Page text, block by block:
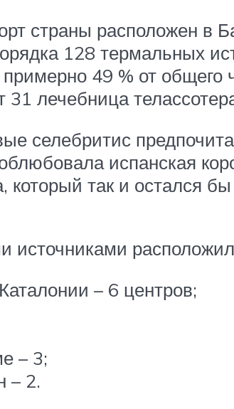
страны расположен в
128 термальных
примерно 49 % от
31 лечебница
селебритис
испанская
который так и остался
источниками
– 6 центров;
– 3;
– 2.